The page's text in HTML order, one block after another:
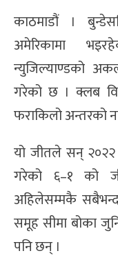
काठमाडौं ।
अमेरिकामा
न्युजिल्याण्डको
गरेको छ । क्लब
फराकिलो अन्तरको
यो जीतले सन्
गरेको ६–१ को
अहिलेसम्मकै
समूह सीमा बोका
पनि छन् ।